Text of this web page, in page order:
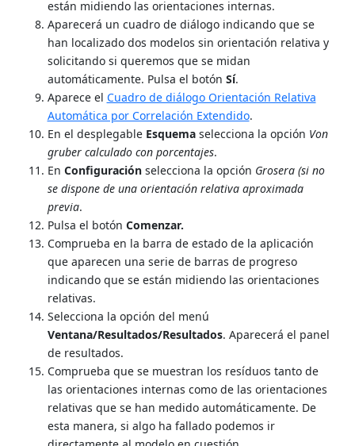
están midiendo las orientaciones internas.
Aparecerá un cuadro de diálogo indicando que se
han localizado dos modelos sin orientación relativa y
solicitando si queremos que se midan
automáticamente. Pulsa el botón Sí.
Aparece el Cuadro de diálogo Orientación Relativa
Automática por Correlación Extendido.
En el desplegable Esquemaselecciona la opción Von
gruber calculado con porcentajes.
En Configuraciónselecciona la opción Grosera (si no
se dispone de una orientación relativa aproximada
previa.
Pulsa el botón Comenzar.
Comprueba en la barra de estado de la aplicación
que aparecen una serie de barras de progreso
indicando que se están midiendo las orientaciones
relativas.
Selecciona la opción del menú
Ventana/Resultados/Resultados. Aparecerá el panel
de resultados.
Comprueba que se muestran los resíduos tanto de
las orientaciones internas como de las orientaciones
relativas que se han medido automáticamente. De
esta manera, si algo ha fallado podemos ir